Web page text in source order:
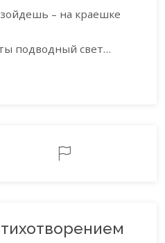
– на краешке
подводный свет…